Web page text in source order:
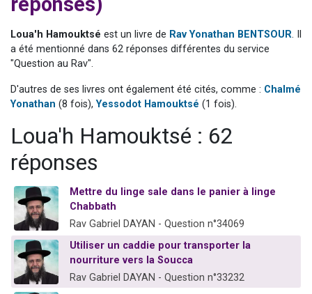
2 nouvelles musiques dans Torah-Box Music
8 personnes viennent de faire un don pour Tsédaka : pauvres d'Israel
4 personnes viennent de nous rejoindre sur WhatsApp
Loua'h Hamouktsé est un livre de Rav Yonathan BENTSOUR. Il
a été mentionné dans 62 réponses différentes du service
"Question au Rav".
D'autres de ses livres ont également été cités, comme : Chalmé
Yonathan (8 fois), Yessodot Hamouktsé (1 fois).
Loua'h Hamouktsé : 62
réponses
Mettre du linge sale dans le panier à linge
Chabbath
Rav Gabriel DAYAN - Question n°34069
Utiliser un caddie pour transporter la
nourriture vers la Soucca
Rav Gabriel DAYAN - Question n°33232